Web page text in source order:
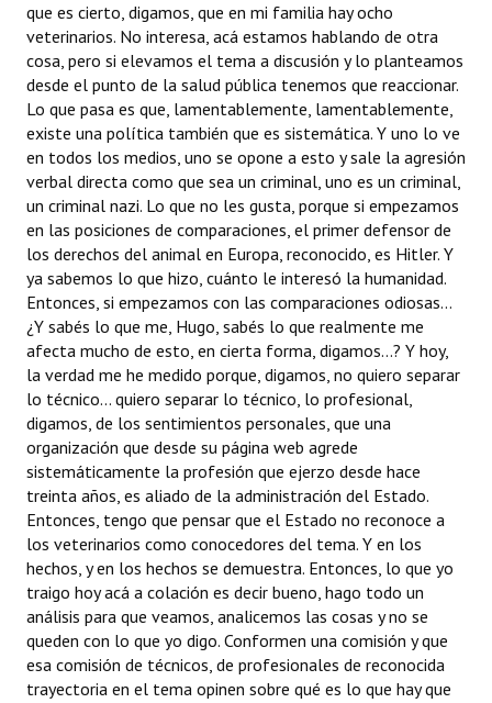
que es cierto, digamos, que en mi familia hay ocho
veterinarios. No interesa, acá estamos hablando de otra
cosa, pero si elevamos el tema a discusión y lo planteamos
desde el punto de la salud pública tenemos que reaccionar.
Lo que pasa es que, lamentablemente, lamentablemente,
existe una política también que es sistemática. Y uno lo ve
en todos los medios, uno se opone a esto y sale la agresión
verbal directa como que sea un criminal, uno es un criminal,
un criminal nazi. Lo que no les gusta, porque si empezamos
en las posiciones de comparaciones, el primer defensor de
los derechos del animal en Europa, reconocido, es Hitler. Y
ya sabemos lo que hizo, cuánto le interesó la humanidad.
Entonces, si empezamos con las comparaciones odiosas...
¿Y sabés lo que me, Hugo, sabés lo que realmente me
afecta mucho de esto, en cierta forma, digamos...? Y hoy,
la verdad me he medido porque, digamos, no quiero separar
lo técnico... quiero separar lo técnico, lo profesional,
digamos, de los sentimientos personales, que una
organización que desde su página web agrede
sistemáticamente la profesión que ejerzo desde hace
treinta años, es aliado de la administración del Estado.
Entonces, tengo que pensar que el Estado no reconoce a
los veterinarios como conocedores del tema. Y en los
hechos, y en los hechos se demuestra. Entonces, lo que yo
traigo hoy acá a colación es decir bueno, hago todo un
análisis para que veamos, analicemos las cosas y no se
queden con lo que yo digo. Conformen una comisión y que
esa comisión de técnicos, de profesionales de reconocida
trayectoria en el tema opinen sobre qué es lo que hay que